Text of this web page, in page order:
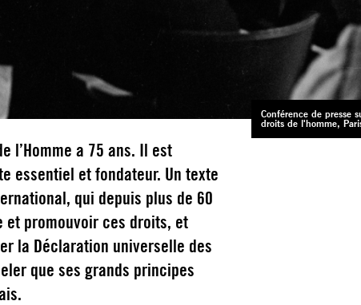
Conférence de presse
droits de l'homme,
l’Homme a 75 ans. Il est
essentiel et fondateur. Un texte
qui depuis plus de 60
et promouvoir ces droits, et
la Déclaration universelle des
que ses grands principes